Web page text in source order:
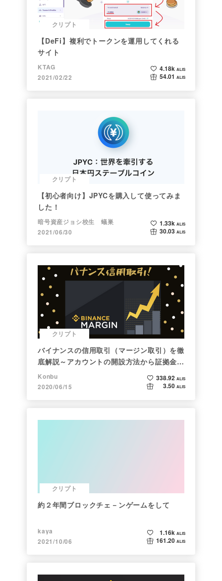
クリプト
【DeFi】複利でトークンを運用してくれる
サイト
KTAG
2021/02/22
4.18k ALIS
54.01 ALIS
クリプト
【初心者向け】JPYCを購入して使ってみま
した！
暗号資産ジョシ校生 蟻巣
2021/06/30
1.33k ALIS
30.03 ALIS
クリプト
バイナンスの信用取引（マージン取引）を徹
底解説～アカウントの開設方法から証拠金計
算例まで～
Konbu
2020/06/15
338.92 ALIS
3.50 ALIS
クリプト
約２年間ブロックチェ－ンゲームをして
kaya
2021/10/06
1.16k ALIS
161.20 ALIS